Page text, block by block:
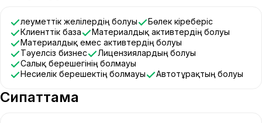
Әлеуметтік желілердің болуы
Бөлек кіреберіс
Клиенттік база
Материалдық активтердің болуы
Материалдық емес активтердің болуы
Тәуелсіз бизнес
Лицензиялардың болуы
Салық берешегінің болмауы
Несиелік берешектің болмауы
Автотұрақтың болуы
Сипаттама